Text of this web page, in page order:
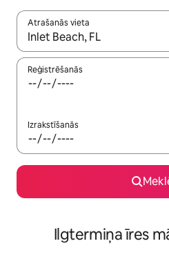
Atrašanās vieta
Kad rezultāti kļūs pieejami,
Reģistrēšanās
Izrakstīšanās
Ilgtermiņa īres